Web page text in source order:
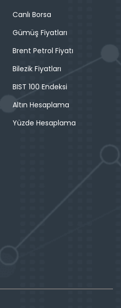
Canlı Borsa
Gümüş Fiyatları
Brent Petrol Fiyatı
Bilezik Fiyatları
BIST 100 Endeksi
Altın Hesaplama
Yüzde Hesaplama